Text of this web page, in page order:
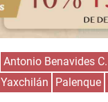
Antonio Benavides C.
Yaxchilán Palenque